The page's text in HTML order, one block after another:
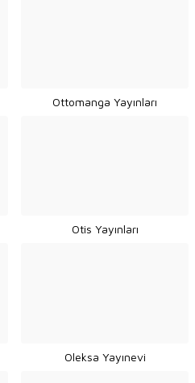
Ottomanga Yayınları
Otis Yayınları
Oleksa Yayınevi